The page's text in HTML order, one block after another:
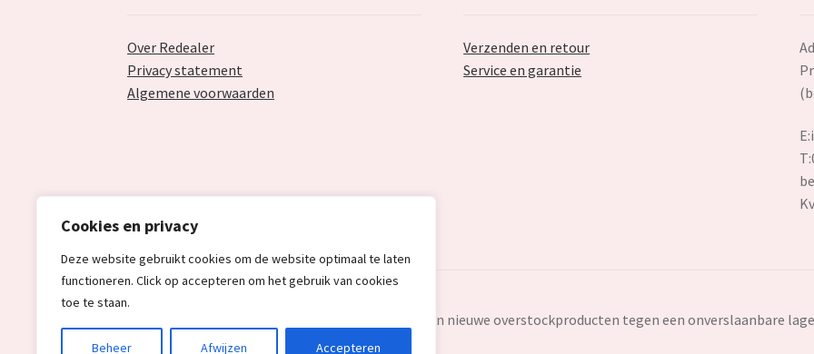
Cookies en privacy
Deze website gebruikt cookies om de website optimaal te laten
functioneren. Click op accepteren om het gebruik van cookies
toe te staan.
Beheer Afwijzen Accepteren
Over Redealer
Privacy statement
Algemene voorwaarden
Verzenden en retour
Service en garantie
E:
© Redealer.nl | Gecontroleerde retourproducten en nieuwe overstockproducten tegen een onverslaanbare